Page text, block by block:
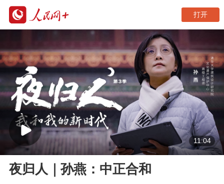
打开
11:04
夜归人｜孙燕：中正合和